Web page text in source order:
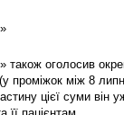
також оголосив
проміжок між 8
цієї суми він